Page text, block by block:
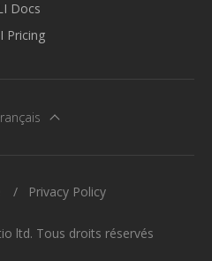
Docs
Pricing
ltd. Tous droits réservés
Privacy Policy